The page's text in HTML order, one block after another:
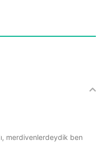
merdivenlerdeydik ben